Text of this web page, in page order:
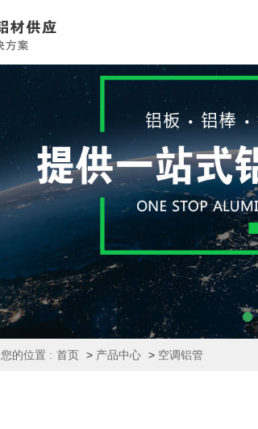
您的位置 : 首页 > 产品中心 > 空调铝管